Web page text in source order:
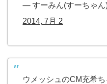
— すーみん(すーちゃ
2014, 7月 2
ウメッシュのCM充希